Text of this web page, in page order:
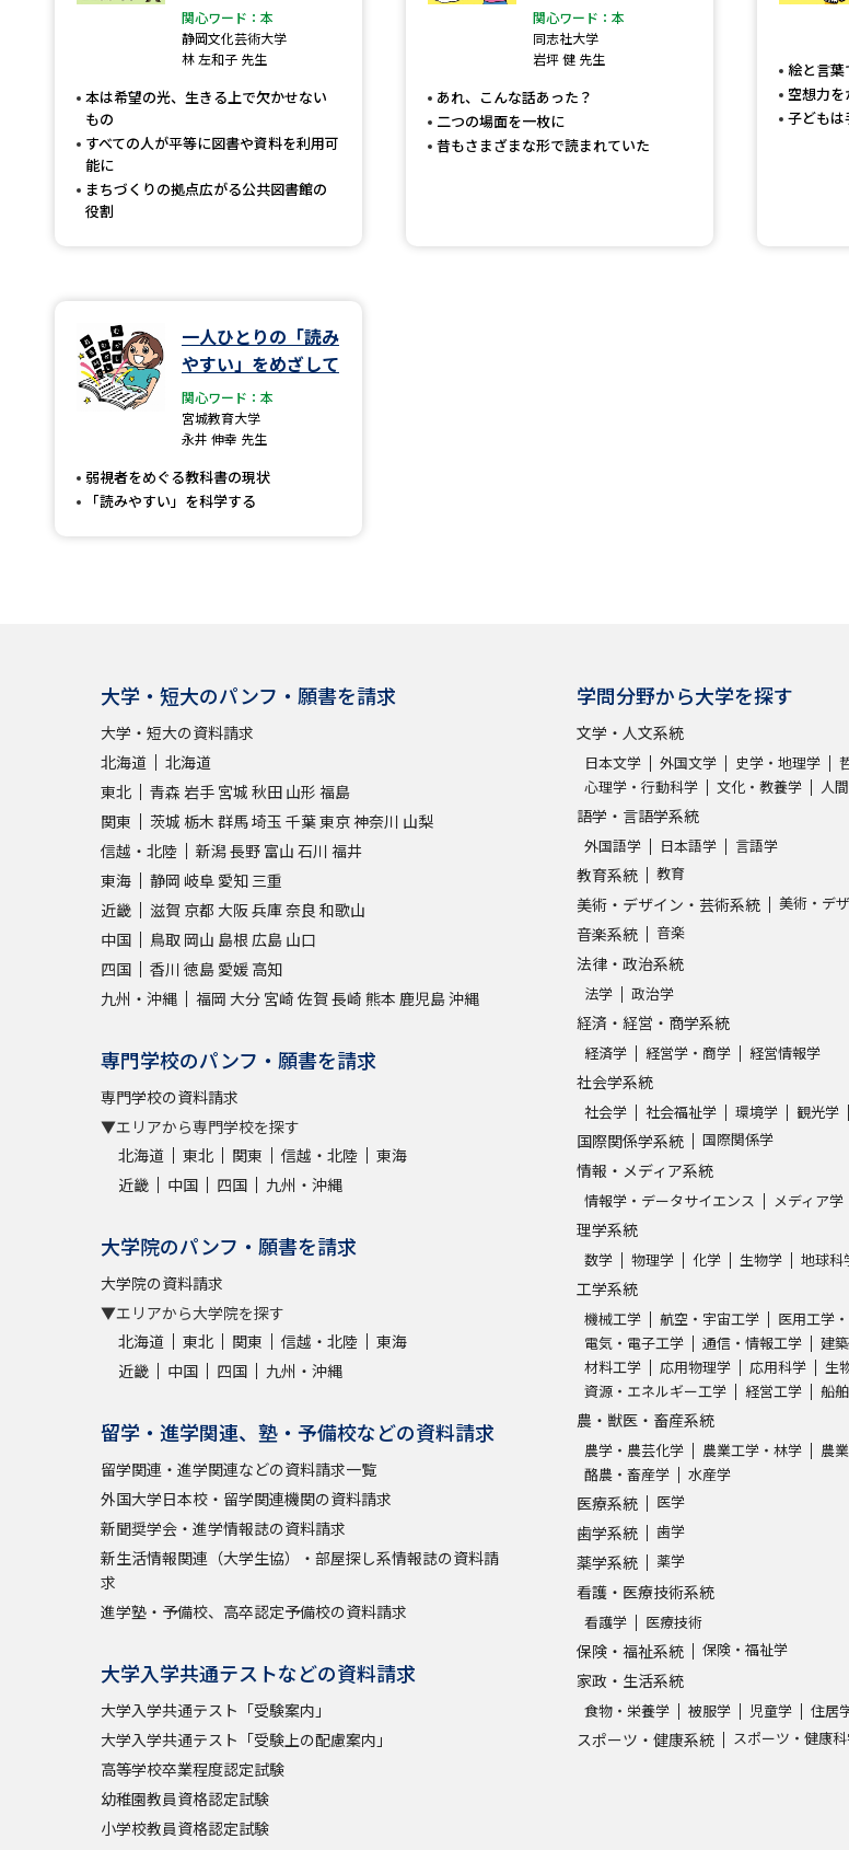
大学で学びたい
学問のミニ講義「夢
関心ワード：本
静岡文化芸術大学
林 左和子 先生
本は希望の光、生きる上で欠かせない
もの
すべての人が平等に図書や資料を利用可
能に
まちづくりの拠点――広がる公共図書館の
役割
関心ワード：本
同志社大学
岩坪 健 先生
あれ、こんな話あった？
二つの場面を一枚に
昔もさまざまな形で読まれていた
絵と言
空想力を
子どもは
一人ひとりの「読み
やすい」をめざして
関心ワード：本
宮城教育大学
永井 伸幸 先生
弱視者をめぐる教科書の現状
「読みやすい」を科学する
大学・短大のパンフ・願書を請求
大学・短大の資料請求
北海道
北海道
東北
青森 岩手 宮城 秋田 山形 福島
関東
茨城 栃木 群馬埼玉 千葉東京神奈川 山梨
信越・北陸
新潟長野 富山 石川 福井
東海
静岡 岐阜 愛知 三重
近畿
滋賀 京都 大阪兵庫奈良 和歌山
中国
鳥取 岡山 島根 広島 山口
四国
香川 徳島 愛媛 高知
九州・沖縄
福岡 大分 宮崎 佐賀 長崎 熊本 鹿児島沖縄
専門学校のパンフ・願書を請求
専門学校の資料請求
▼エリアから専門学校を探す
北海道
東北 関東 信越・北陸
東海
近畿
中国 四国 九州・沖縄
大学院のパンフ・願書を請求
大学院の資料請求
▼エリアから大学院を探す
北海道
東北 関東 信越・北陸
東海
近畿
中国 四国 九州・沖縄
留学・進学関連、塾・予備校などの資料請求
留学関連・進学関連などの資料請求一覧
外国大学日本校・留学関連機関の資料請求
新聞奨学会・進学情報誌の資料請求
新生活情報関連（大学生協）・部屋探し系情報誌の資料請
求
進学塾・予備校、高卒認定予備校の資料請求
大学入学共通テストなどの資料請求
大学入学共通テスト「受験案内」
大学入学共通テスト「受験上の配慮案内」
高等学校卒業程度認定試験
幼稚園教員資格認定試験
小学校教員資格認定試験
学問分野から大学を探す
文学・人文系統
日本文学 外国文学 史学・地理学
心理学・行動科学
文化・教養学 人
語学・言語学系統
外国語学 日本語学 言語学
教育系統 教育
美術・デザイン・芸術系統 美術・デ
音楽系統 音楽
法律・政治系統
法学 政治学
経済・経営・商学系統
経済学 経営学・商学 経営情報学
社会学系統
社会学 社会福祉学 環境学 観光学
国際関係学系統 国際関係学
情報・メディア系統
情報学・データサイエンス メディア学
理学系統
数学 物理学 化学 生物学 地球科
工学系統
機械工学 航空・宇宙工学
医用工学
電気・電子工学
通信・情報工学 建
材料工学
応用物理学 応用科学
生
資源・エネルギー工学
経営工学 船
農・獣医・畜産系統
農学・農芸化学 農業工学・林学 農
酪農・畜産学
水産学
医療系統 医学
歯学系統 歯学
薬学系統 薬学
看護・医療技術系統
看護学 医療技術
保険・福祉系統 保険・福祉学
家政・生活系統
食物・栄養学 被服学 児童学 住居
スポーツ・健康系統 スポーツ・健康